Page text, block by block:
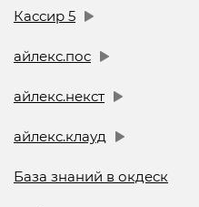
Кассир 5
айлекс.пос
айлекс.некст
айлекс.клауд
База знаний в окдеск